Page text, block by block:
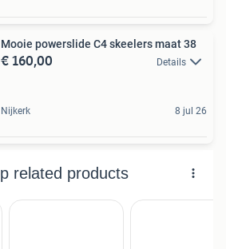
Mooie powerslide C4 skeelers maat 38
€ 160,00 Details
Nijkerk 8 jul 26